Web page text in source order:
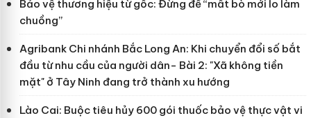
Bảo vệ thương hiệu từ gốc: Đừng để “mất bò mới lo làm
chuồng”
Agribank Chi nhánh Bắc Long An: Khi chuyển đổi số bắt
đầu từ nhu cầu của người dân- Bài 2: "Xã không tiền
mặt" ở Tây Ninh đang trở thành xu hướng
Lào Cai: Buộc tiêu hủy 600 gói thuốc bảo vệ thực vật vi